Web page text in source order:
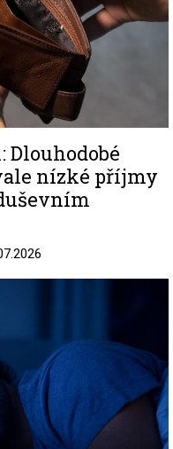
Dlouhodobé
nízké příjmy